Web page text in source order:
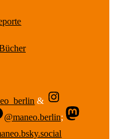
&
@maneo.berlin;